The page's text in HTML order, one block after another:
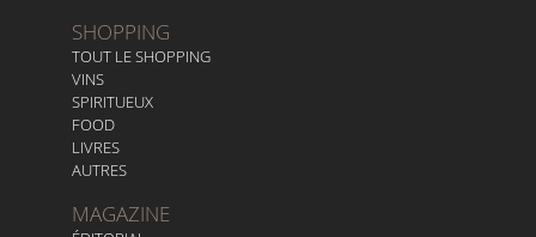
SHOPPING
TOUT LE SHOPPING
VINS
SPIRITUEUX
FOOD
LIVRES
AUTRES
MAGAZINE